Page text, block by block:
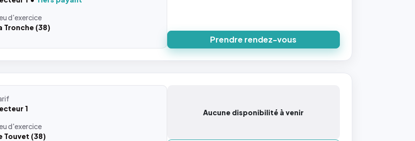
d'exercice
Tronche (38)
Prendre rendez-vous
1
d'exercice
Touvet (38)
Aucune disponibilité à venir